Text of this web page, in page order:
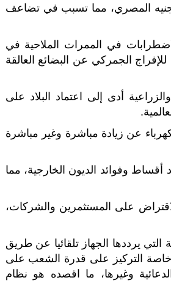
المصري، مما تسبب في تضاعف
في الممرات الملاحية في
الجمركي عن البضائع العالقة
أدى إلى اعتماد البلاد على
عن زيادة مباشرة وغير مباشرة
أقساط وفوائد الديون الخارجية، مما
على المستثمرين والشركات،
يرددها الجهاز تلقائيا عن طريق
التركيز على قدرة الشعب على
وغيرها، ما اقصده هو نظام